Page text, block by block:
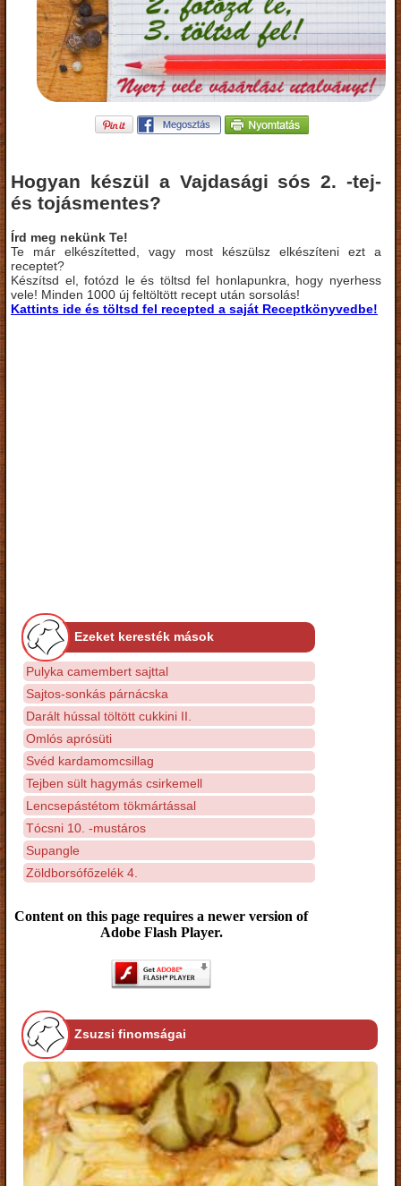
Hogyan készül a Vajdasági sós 2. -tej-
és tojásmentes?
Írd meg nekünk Te!
Te már elkészítetted, vagy most készülsz elkészíteni ezt a
receptet?
Készítsd el, fotózd le és töltsd fel honlapunkra, hogy nyerhess
vele! Minden 1000 új feltöltött recept után sorsolás!
Kattints ide és töltsd fel recepted a saját Receptkönyvedbe!
Ezeket keresték mások
Pulyka camembert sajttal
Sajtos-sonkás párnácska
Darált hússal töltött cukkini II.
Omlós aprósüti
Svéd kardamomcsillag
Tejben sült hagymás csirkemell
Lencsepástétom tökmártással
Tócsni 10. -mustáros
Supangle
Zöldborsófőzelék 4.
Content on this page requires a newer version of
Adobe Flash Player.
Zsuzsi finomságai